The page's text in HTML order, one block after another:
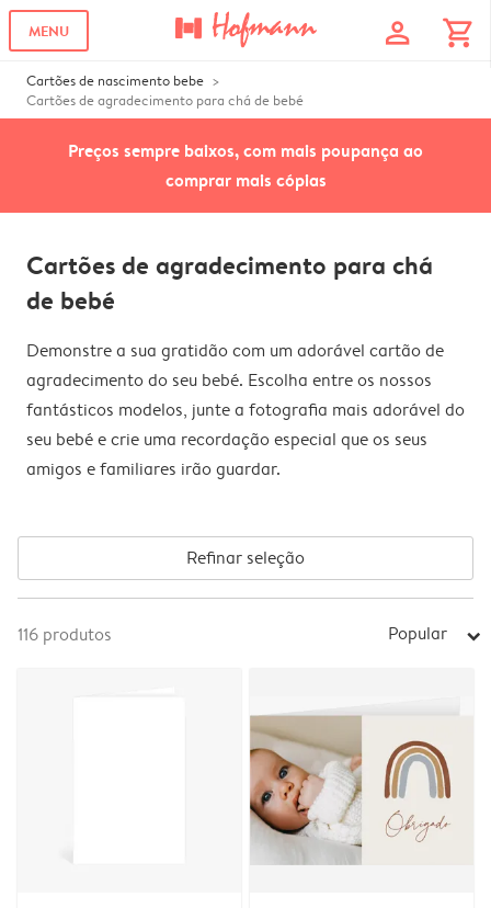
MENU profile shopping_cart
Cartões de nascimento bebe
Cartões de agradecimento para chá de bebé
Preços sempre baixos, com mais poupança ao
comprar mais cópias
Cartões de agradecimento para chá
de bebé
Demonstre a sua gratidão com um adorável cartão de
agradecimento do seu bebé. Escolha entre os nossos
fantásticos modelos, junte a fotografia mais adorável do
seu bebé e crie uma recordação especial que os seus
amigos e familiares irão guardar.
Refinar seleção
116 produtos Popular arrow_right